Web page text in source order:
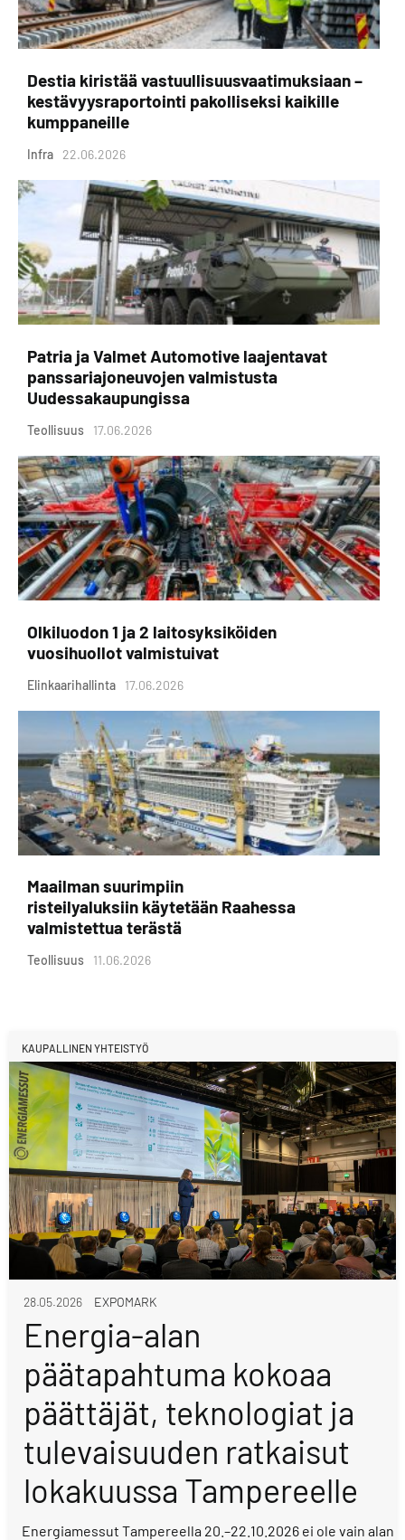
Destia kiristää vastuullisuusvaatimuksiaan –
kestävyysraportointi pakolliseksi kaikille
kumppaneille
Infra 22.06.2026
Patria ja Valmet Automotive laajentavat
panssariajoneuvojen valmistusta
Uudessakaupungissa
Teollisuus 17.06.2026
Olkiluodon 1 ja 2 laitosyksiköiden
vuosihuollot valmistuivat
Elinkaarihallinta 17.06.2026
Maailman suurimpiin
risteilyaluksiin käytetään Raahessa
valmistettua terästä
Teollisuus 11.06.2026
KAUPALLINEN YHTEISTYÖ
28.05.2026 EXPOMARK
Energia-alan
päätapahtuma kokoaa
päättäjät, teknologiat ja
tulevaisuuden ratkaisut
lokakuussa Tampereelle
Energiamessut Tampereella 20.–22.10.2026 ei ole vain alan